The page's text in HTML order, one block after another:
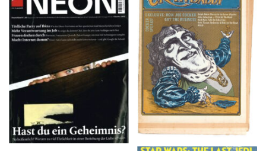
NEON – OKTOBER
2008
Crawdaddy – June/11/72